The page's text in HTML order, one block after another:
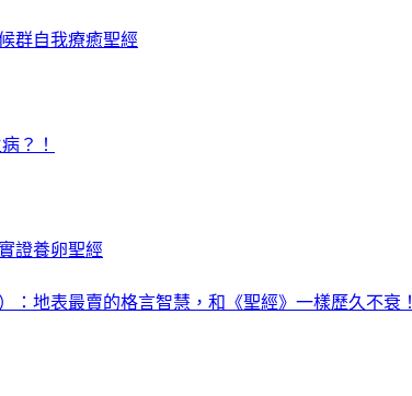
群自我療癒聖經
？！
證養卵聖經
：地表最賣的格言智慧，和《聖經》一樣歷久不衰！